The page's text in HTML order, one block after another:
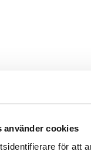
använder cookies
för att